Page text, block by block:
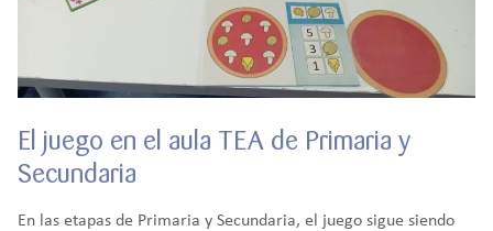
El juego en el aula TEA de Primaria y
Secundaria
En las etapas de Primaria y Secundaria, el juego sigue siendo